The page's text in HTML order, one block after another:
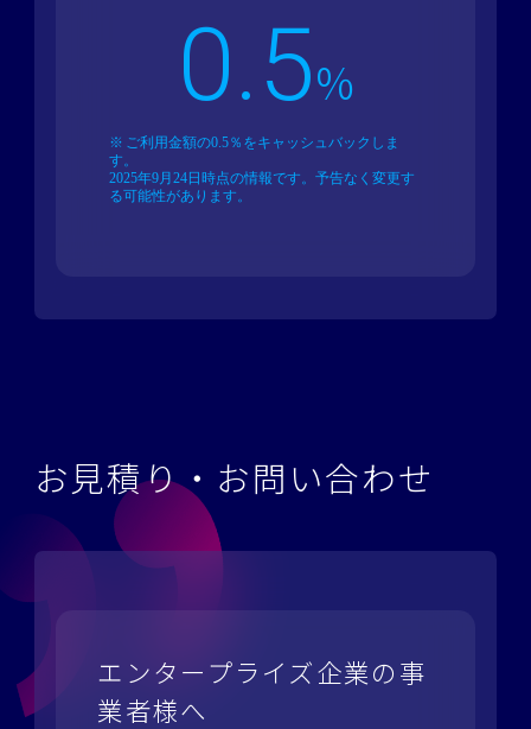
0.5%
ご利用金額の0.5％をキャッシュバックしま
す。
2025年9月24日時点の情報です。予告なく変更す
る可能性があります。
お見積り・お問い合わせ
エンタープライズ企業の事
業者様へ